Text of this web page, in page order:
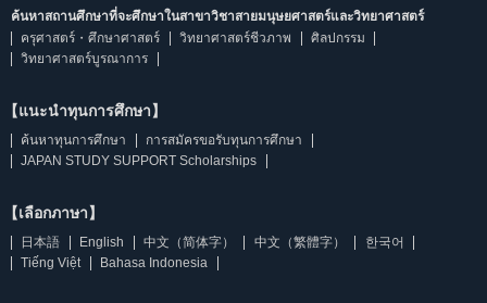
ค้นหาสถานศึกษาที่จะศึกษาในสาขาวิชาสายมนุษยศาสตร์และวิทยาศาสตร์
ครุศาสตร์・ศึกษาศาสตร์
วิทยาศาสตร์ชีวภาพ
ศิลปกรรม
วิทยาศาสตร์บูรณาการ
【แนะนำทุนการศึกษา】
ค้นหาทุนการศึกษา
การสมัครขอรับทุนการศึกษา
JAPAN STUDY SUPPORT Scholarships
【เลือกภาษา】
日本語 English 中文（简体字） 中文（繁體字）
한국어
Tiếng Việt
Bahasa Indonesia